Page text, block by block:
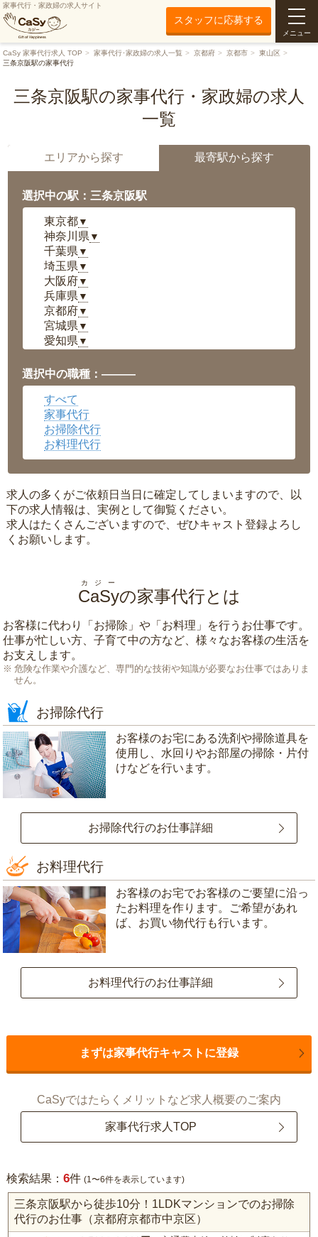
家事代行・家政婦の求人サイト
スタッフに応募する
メニュー
CaSy 家事代行求人 TOP 家事代行･家政婦の求人一覧 京都府 京都市
東山区
三条京阪駅の家事代行
三条京阪駅の家事代行・家政婦の求人
一覧
エリアから探す 最寄駅から探す
選択中の駅：三条京阪駅
東京都▼
神奈川県 ▼
千葉県 ▼
埼玉県 ▼
大阪府▼
兵庫県 ▼
京都府▼
宮城県 ▼
愛知県 ▼
岡山県▼
広島県▼
沖縄県
選択中の職種：———
すべて
家事代行
お掃除代行
お料理代行
求人の多くがご依頼日当日に確定してしまいますので、以
下の求人情報は、実例として御覧ください。
求人はたくさんございますので、ぜひキャスト登録よろし
くお願いします。
CaSy
カジー
の家事代行とは
お客様に代わり「 お掃除 」や「 お料理 」を行うお仕事です。
仕事が忙しい方、子育て中の方など、様々なお客様の生活を
お支えします。
危険な作業や介護など、専門的な技術や知識が必要なお仕事ではありま
せん。
お掃除代行
お客様のお宅にある洗剤や掃除道具を
使用し、水回りやお部屋の掃除・片付
けなどを行います。
お掃除代行のお仕事詳細
お料理代行
お客様のお宅でお客様のご要望に沿っ
たお料理を作ります。ご希望があれ
ば、お買い物代行も行います。
お料理代行のお仕事詳細
まずは家事代行キャストに登録
CaSyではたらくメリットなど求人概要のご案内
家事代行求人TOP
検索結果： 6件 (1〜6件を表示しています)
三条京阪駅から徒歩10分！1LDKマンションでのお掃除
代行のお仕事（京都府京都市中京区）